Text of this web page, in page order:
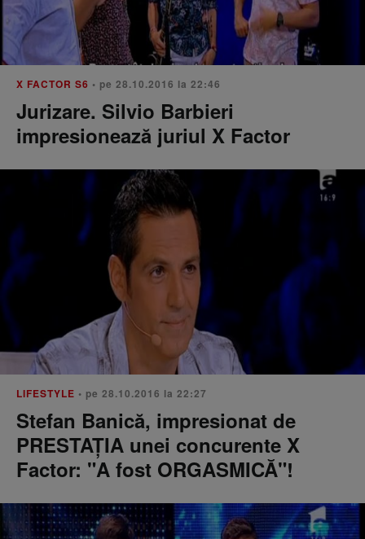
X FACTOR S6 • pe 28.10.2016 la 22:46
Jurizare. Silvio Barbieri
impresionează juriul X Factor
LIFESTYLE • pe 28.10.2016 la 22:27
Stefan Banică, impresionat de
PRESTAŢIA unei concurente X
Factor: "A fost ORGASMICĂ"!